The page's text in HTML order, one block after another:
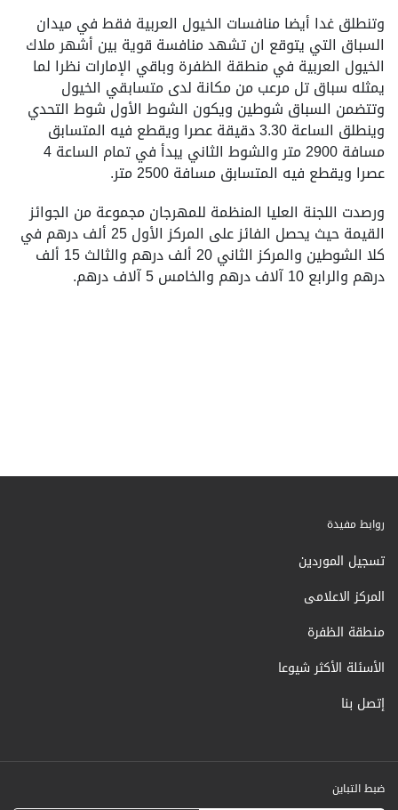
وتنطلق غدا أيضا منافسات الخيول العربية فقط في ميدان
السباق التي يتوقع ان تشهد منافسة قوية بين أشهر ملاك
الخيول العربية في منطقة الظفرة وباقي الإمارات نظرا لما
يمثله سباق تل مرعب من مكانة لدى متسابقي الخيول
وتتضمن السباق شوطين ويكون الشوط الأول شوط التحدي
وينطلق الساعة 3.30 دقيقة عصرا ويقطع فيه المتسابق
مسافة 2900 متر والشوط الثاني يبدأ في تمام الساعة 4
عصرا ويقطع فيه المتسابق مسافة 2500 متر.
ورصدت اللجنة العليا المنظمة للمهرجان مجموعة من الجوائز
القيمة حيث يحصل الفائز على المركز الأول 25 ألف درهم في
كلا الشوطين والمركز الثاني 20 ألف درهم والثالث 15 ألف
درهم والرابع 10 آلاف درهم والخامس 5 آلاف درهم.
روابط مفيدة
تسجيل الموردين
المركز الاعلامى
منطقة الظفرة
الأسئلة الأكثر شيوعا
إتصل بنا
ضبط التباين